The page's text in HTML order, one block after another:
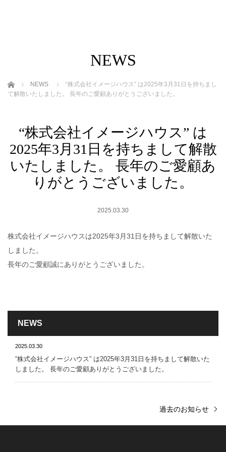
NEWS
ホーム NEWS
“株式会社イメージハウス” は2025年3月31日を持ちまし
て解散いたしました。 長年のご愛顧ありがとうございました。
“株式会社イメージハウス” は
2025年3月31日を持ちまして解散
いたしました。 長年のご愛顧あ
りがとうございました。
2025.03.30
株式会社イメージハウスは2025年3月31日を持ちまして解散いた
しました。
長年のご愛顧誠にありがとうございました。
NEWS
2025.03.30
“株式会社イメージハウス” は2025年3月31日を持ちまして解散いた
しました。 長年のご愛顧ありがとうございました。
過去のお知らせ